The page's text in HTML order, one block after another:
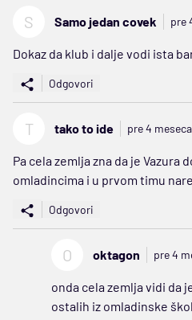
S Samo jedan covek pre
Dokaz da klub i dalje vodi ista
Odgovori
T tako to ide pre 4 meseca
Pa cela zemlja zna da je Vazura
omladincima i u prvom timu
Odgovori
O oktagon pre 4
onda cela zemlja vidi da
ostalih iz omladinske